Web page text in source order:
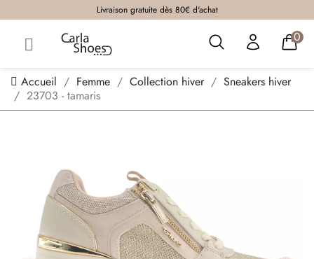
Livraison gratuite dès 80€ d'achat
0
Accueil Femme Collection hiver
Sneakers hiver
23703 - tamaris